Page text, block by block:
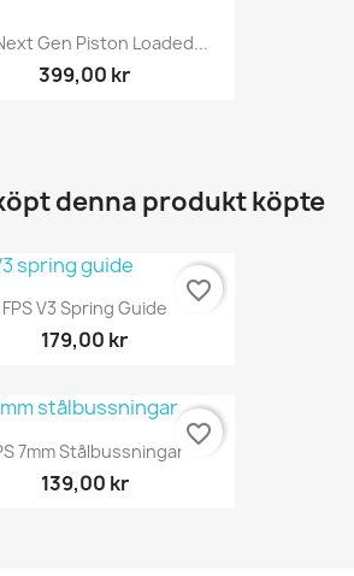
Gen Piston Loaded...
399,00 kr
denna produkt köpte
FPS V3 Spring Guide
179,00 kr
favorite_border
7mm Stålbussningar
139,00 kr
favorite_border